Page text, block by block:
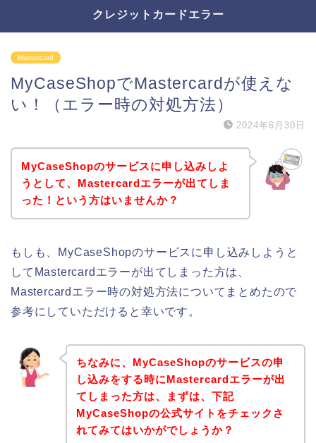
クレジットカードエラー
Mastercard
MyCaseShopでMastercardが使えな
い！（エラー時の対処方法）
2024年6月30日
MyCaseShopのサービスに申し込みしよ
うとして、Mastercardエラーが出てしま
った！という方はいませんか？
もしも、MyCaseShopのサービスに申し込みしようと
してMastercardエラーが出てしまった方は、
Mastercardエラー時の対処方法についてまとめたので
参考にしていただけると幸いです。
ちなみに、MyCaseShopのサービスの申
し込みをする時にMastercardエラーが出
てしまった方は、まずは、下記
MyCaseShopの公式サイトをチェックさ
れてみてはいかがでしょうか？